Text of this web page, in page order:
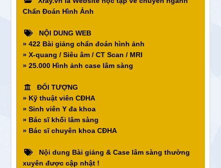
Chẩn Đoán Hình Ảnh
NỘI DUNG WEB
» 422 Bài giảng chẩn đoán hình ảnh
» X-quang / Siêu âm / CT Scan / MRI
» 25.000 Hình ảnh case lâm sàng
ĐỐI TƯỢNG
» Kỹ thuật viên CĐHA
» Sinh viên Y đa khoa
» Bác sĩ khối lâm sàng
» Bác sĩ chuyên khoa CĐHA
Nội dung Bài giảng & Case lâm sàng thường
xuyên được cập nhật !